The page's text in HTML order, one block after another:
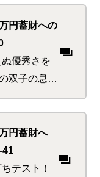
の忠告が
届かず…。
マートシ
功するの
円蓄財への
優秀さを
双子の息子
兄さんた
うらやま
、投資に
高校3年生
ならな
円蓄財へ
41
テスト！